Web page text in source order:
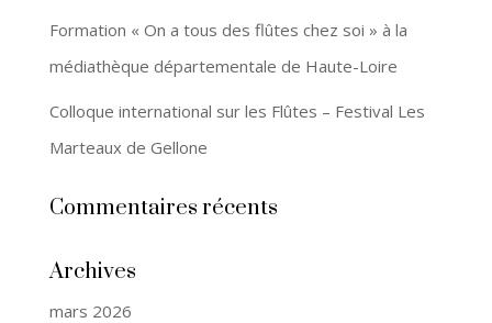
Formation « On a tous des flûtes chez soi » à la
médiathèque départementale de Haute-Loire
Colloque international sur les Flûtes – Festival Les
Marteaux de Gellone
Commentaires récents
Archives
mars 2026